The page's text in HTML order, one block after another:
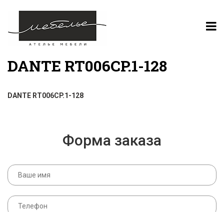
DANTE RT006CP.1-128
DANTE RT006CP.1-128
Форма заказа